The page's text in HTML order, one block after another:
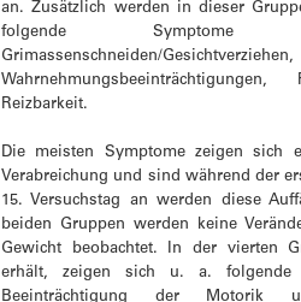
an. Zusätzlich werden in dieser
folgende Symptome
Grimassenschneiden/Gesichtverziehen,
Reizbarkeit.
Die meisten Symptome zeigen sich
Verabreichung und sind während der
15. Versuchstag an werden diese
beiden Gruppen werden keine
Gewicht beobachtet. In der vierten
erhält, zeigen sich u. a. folgende
Beeinträchtigung der Motorik